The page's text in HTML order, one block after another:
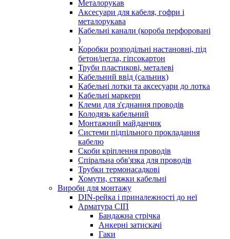
Металорукав
Аксесуари для кабеля, гофри і
металорукава
Кабельні канали (короба перфоровані
)
Коробки розподільні настановні, під
бетон/цегла, гіпсокартон
Труби пластикові, металеві
Кабельний ввід (сальник)
Кабельні лотки та аксесуари до лотка
Кабельні маркери
Клеми для з'єднання проводів
Колодязь кабельний
Монтажний майданчик
Системи підпільного прокладання
кабелю
Скоби кріплення проводів
Спіральна обв'язка для проводів
Трубки термонасадкові
Хомути, стяжки кабельні
Вироби для монтажу
DIN-рейка і приналежності до неї
Арматура СІП
Бандажна стрічка
Анкерні затискачі
Гаки